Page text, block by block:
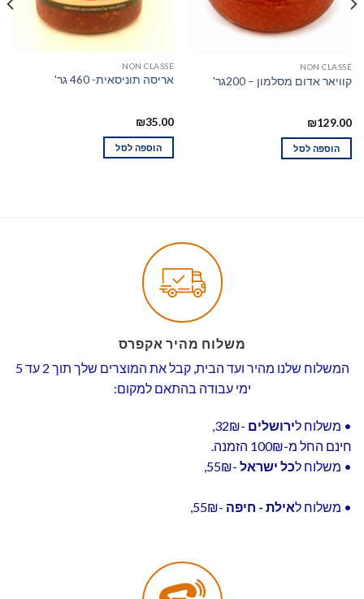
NON CLASSÉ
קוויאר אדום מסלמון – 200גר'
₪129.00
הוספה לסל
NON CLASSÉ
אריסה תוניסאית- 460 גר'
₪35.00
הוספה לסל
משלוח מהיר אקפרס
המשלוח שלנו מהיר ועד הבית, קבל את המוצרים שלך תוך 2 עד 5
ימי עבודה בהתאם למקום:
• משלוח לירושלים -32₪,
חינם החל מ-100₪ הזמנה.
• משלוח לכל ישראל -55₪,
• משלוח לאילת - חיפה -55₪,